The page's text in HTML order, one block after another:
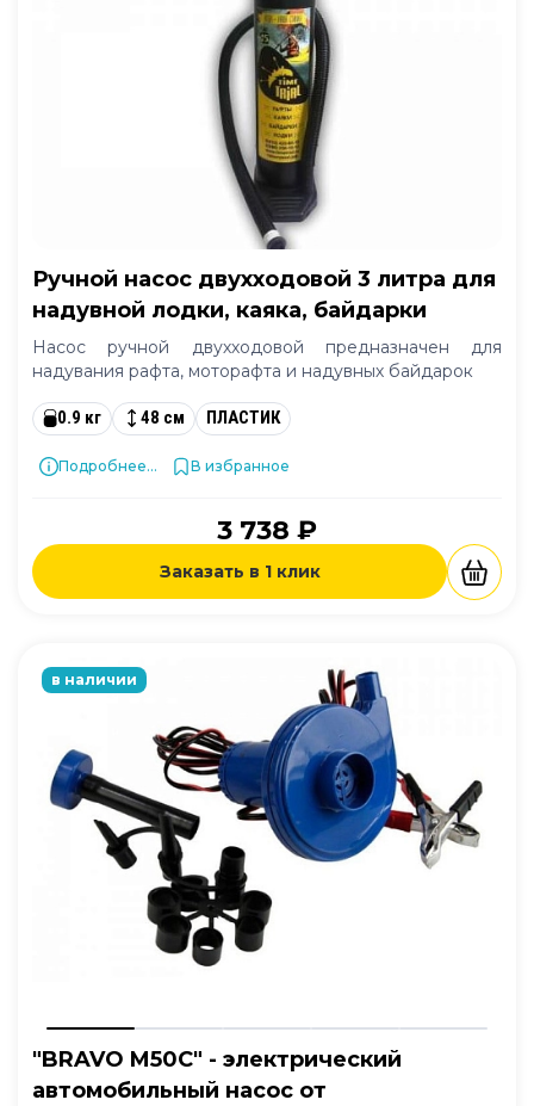
Ручной насос двухходовой 3 литра для
надувной лодки, каяка, байдарки
Насос ручной двухходовой предназначен для
надувания рафта, моторафта и надувных байдарок
0.9 кг 48 см ПЛАСТИК
Подробнее... В избранное
3 738 ₽
Заказать в 1 клик
в наличии
"BRAVO M50C" - электрический
автомобильный насос от